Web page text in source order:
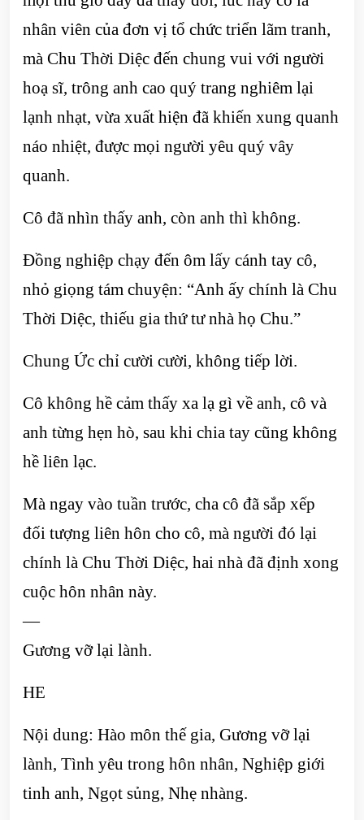
nhân viên của đơn vị tổ chức triển lãm tranh,
mà Chu Thời Diệc đến chung vui với người
hoạ sĩ, trông anh cao quý trang nghiêm lại
lạnh nhạt, vừa xuất hiện đã khiến xung quanh
náo nhiệt, được mọi người yêu quý vây
quanh.
Cô đã nhìn thấy anh, còn anh thì không.
Đồng nghiệp chạy đến ôm lấy cánh tay cô,
nhỏ giọng tám chuyện: “Anh ấy chính là Chu
Thời Diệc, thiếu gia thứ tư nhà họ Chu.”
Chung Ức chỉ cười cười, không tiếp lời.
Cô không hề cảm thấy xa lạ gì về anh, cô và
anh từng hẹn hò, sau khi chia tay cũng không
hề liên lạc.
Mà ngay vào tuần trước, cha cô đã sắp xếp
đối tượng liên hôn cho cô, mà người đó lại
chính là Chu Thời Diệc, hai nhà đã định xong
cuộc hôn nhân này.
—
Gương vỡ lại lành.
HE
Nội dung: Hào môn thế gia, Gương vỡ lại
lành, Tình yêu trong hôn nhân, Nghiệp giới
tinh anh, Ngọt sủng, Nhẹ nhàng.